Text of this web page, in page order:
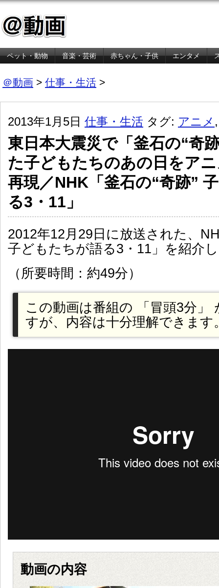
ペット・動物 音楽・芸術 赤ちゃん・子供 エンタメ
＠動画 > 仕事・生活 >
2013年1月5日 仕事・生活 タグ: アニメ
東日本大震災で「釜石の“奇
た子どもたちのあの日をア
再現／NHK「釜石の“奇跡”
る3・11」
2012年12月29日に放送された、
子どもたちが語る3・11」を紹介
（所要時間：約49分）
この動画は番組の 「冒頭3分」
すが、内容は十分理解できます
動画の内容